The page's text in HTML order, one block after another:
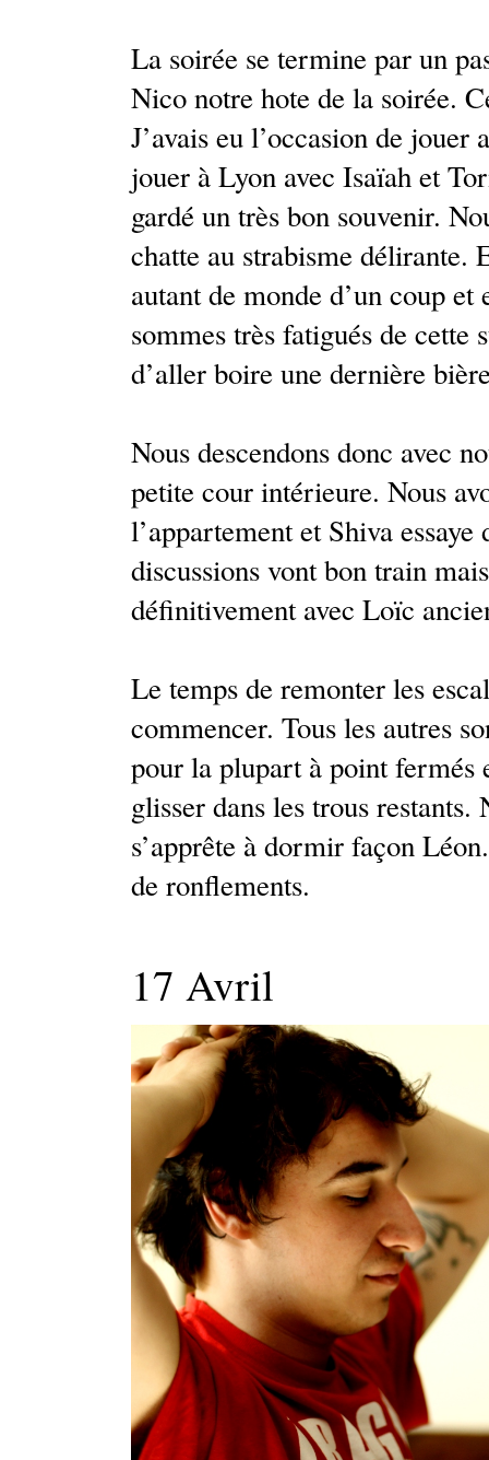
La soirée se termine par un
Nico notre hote de la soirée.
J’avais eu l’occasion de
jouer à Lyon avec Isaïah et
gardé un très bon souvenir.
chatte au strabisme délirante.
autant de monde d’un coup et
sommes très fatigués de cette
d’aller boire une dernière
Nous descendons donc avec
petite cour intérieure. Nous
l’appartement et Shiva
discussions vont bon train
définitivement avec Loïc
Le temps de remonter les
commencer. Tous les autres
pour la plupart à point fermés
glisser dans les trous
s’apprête à dormir façon
de ronflements.
17 Avril